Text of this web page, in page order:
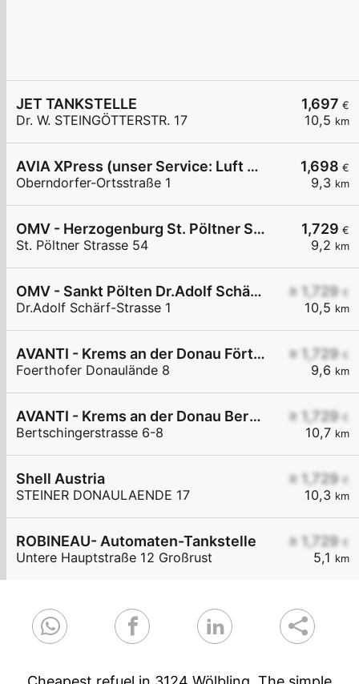
1,697 €
10,5 km
JET TANKSTELLE
Dr. W. STEINGÖTTERSTR. 17
1,698 €
9,3 km
AVIA XPress (unser Service: Luft und Wasser)
Oberndorfer-Ortsstraße 1
1,729 €
9,2 km
OMV - Herzogenburg St. Pöltner Straße 54
St. Pöltner Strasse 54
≥ 1,729 €
10,5 km
OMV - Sankt Pölten Dr.Adolf Schärf-Straße 1
Dr.Adolf Schärf-Strasse 1
≥ 1,729 €
9,6 km
AVANTI - Krems an der Donau Förthofer Donaulände 8
Foerthofer Donaulände 8
≥ 1,729 €
10,7 km
AVANTI - Krems an der Donau Bertschingerstraße 6-8
Bertschingerstrasse 6-8
≥ 1,729 €
10,3 km
Shell Austria
STEINER DONAULAENDE 17
≥ 1,729 €
5,1 km
ROBINEAU- Automaten-Tankstelle
Untere Hauptstraße 12 Großrust